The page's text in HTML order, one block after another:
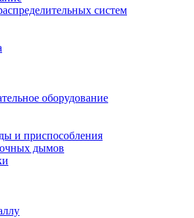
систем
оборудование
и приспособления
дымов